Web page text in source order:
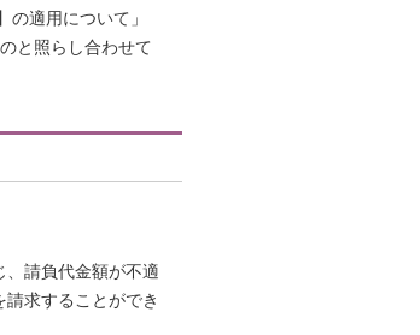
の適用について」
と照らし合わせて
、請負代金額が不適
求することができ